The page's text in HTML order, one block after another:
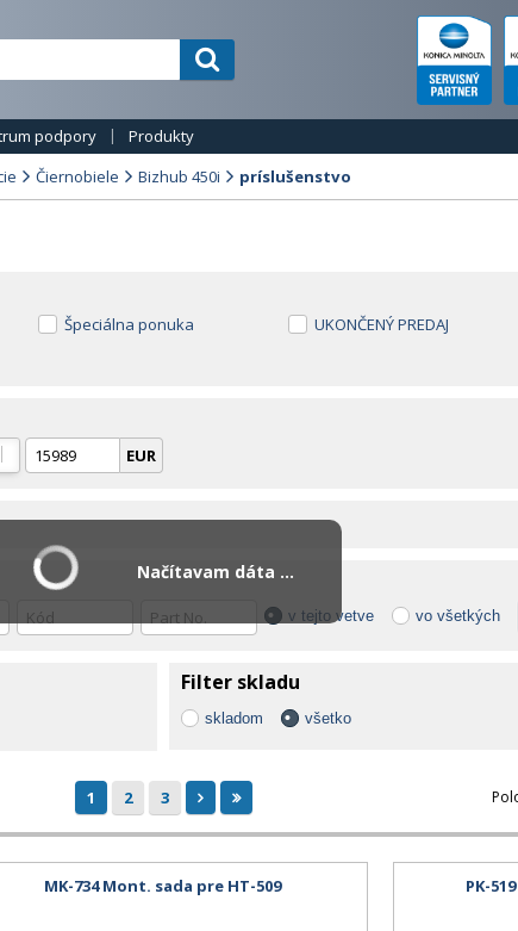
podpory Produkty
Čiernobiele Bizhub 450i príslušenstvo
Špeciálna ponuka UKONČENÝ PREDAJ
EUR
v tejto vetve vo všetkých
Filter skladu
skladom všetko
1 2 3
MK-734 Mont. sada pre HT-509 PK-
Načítavam dáta ...